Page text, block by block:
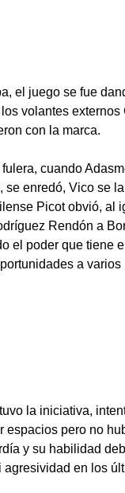
el juego se fue
volantes
con la marca.
cuando
se enredó, Vico se
Picot obvió, al
Rendón a
el poder que tiene
a
la iniciativa,
espacios pero no
y su habilidad
en los